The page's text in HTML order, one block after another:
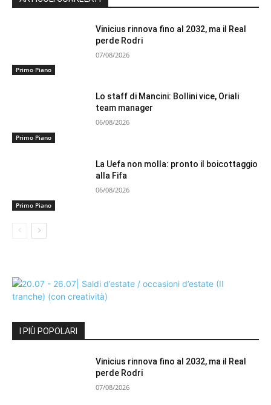
Primo Piano
Vinicius rinnova fino al 2032, ma il Real
perde Rodri
07/08/2026
Primo Piano
Lo staff di Mancini: Bollini vice, Oriali
team manager
06/08/2026
Primo Piano
La Uefa non molla: pronto il boicottaggio
alla Fifa
06/08/2026
I PIÙ POPOLARI
Vinicius rinnova fino al 2032, ma il Real
perde Rodri
07/08/2026